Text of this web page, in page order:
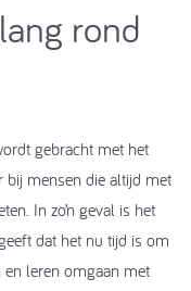
rond
gebracht met het
bij mensen die altijd met
In zo’n geval is het
dat het nu tijd is om
en leren omgaan met